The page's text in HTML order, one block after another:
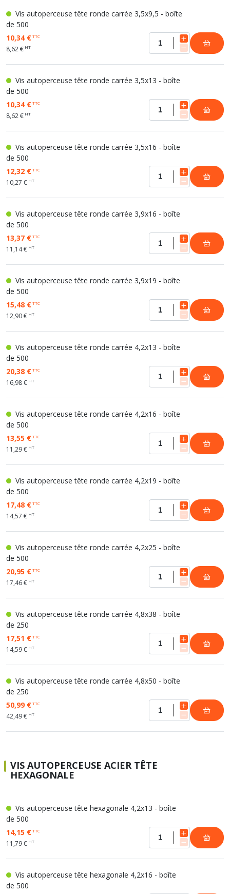
Vis autoperceuse tête ronde carrée 3,5x9,5 - boîte
de 500
10,34 €TTC
8,62 € HT
Vis autoperceuse tête ronde carrée 3,5x13 - boîte
de 500
10,34 €TTC
8,62 € HT
Vis autoperceuse tête ronde carrée 3,5x16 - boîte
de 500
12,32 €TTC
10,27 € HT
Vis autoperceuse tête ronde carrée 3,9x16 - boîte
de 500
13,37 €TTC
11,14 € HT
Vis autoperceuse tête ronde carrée 3,9x19 - boîte
de 500
15,48 €TTC
12,90 € HT
Vis autoperceuse tête ronde carrée 4,2x13 - boîte
de 500
20,38 €TTC
16,98 € HT
Vis autoperceuse tête ronde carrée 4,2x16 - boîte
de 500
13,55 €TTC
11,29 € HT
Vis autoperceuse tête ronde carrée 4,2x19 - boîte
de 500
17,48 €TTC
14,57 € HT
Vis autoperceuse tête ronde carrée 4,2x25 - boîte
de 500
20,95 €TTC
17,46 € HT
Vis autoperceuse tête ronde carrée 4,8x38 - boîte
de 250
17,51 €TTC
14,59 € HT
Vis autoperceuse tête ronde carrée 4,8x50 - boîte
de 250
50,99 €TTC
42,49 € HT
VIS AUTOPERCEUSE ACIER TÊTE
HEXAGONALE
Vis autoperceuse tête hexagonale 4,2x13 - boîte
de 500
14,15 €TTC
11,79 € HT
Vis autoperceuse tête hexagonale 4,2x16 - boîte
de 500